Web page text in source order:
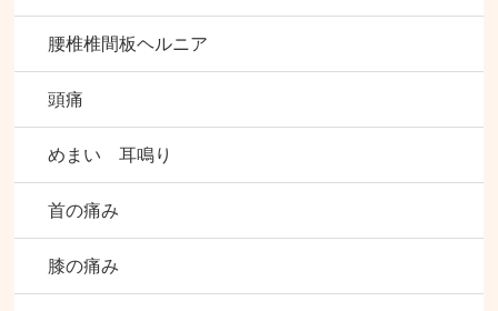
腰椎椎間板ヘルニア
頭痛
めまい 耳鳴り
首の痛み
膝の痛み